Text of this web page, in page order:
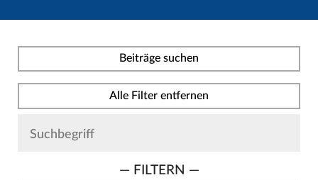
Beiträge suchen
Alle Filter entfernen
— FILTERN —